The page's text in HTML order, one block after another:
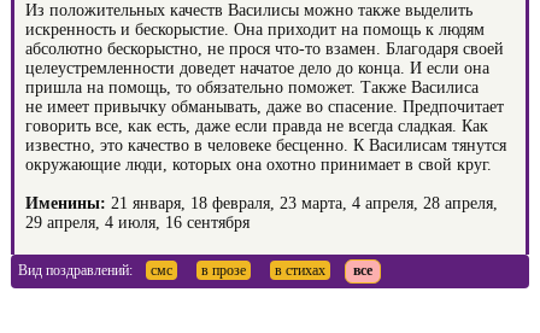
Из положительных качеств Василисы можно также выделить
искренность и бескорыстие. Она приходит на помощь к людям
абсолютно бескорыстно, не прося что-то взамен. Благодаря своей
целеустремленности доведет начатое дело до конца. И если она
пришла на помощь, то обязательно поможет. Также Василиса
не имеет привычку обманывать, даже во спасение. Предпочитает
говорить все, как есть, даже если правда не всегда сладкая. Как
известно, это качество в человеке бесценно. К Василисам тянутся
окружающие люди, которых она охотно принимает в свой круг.
Именины: 21 января, 18 февраля, 23 марта, 4 апреля, 28 апреля,
29 апреля, 4 июля, 16 сентября
Вид поздравлений: смс в прозе в стихах все